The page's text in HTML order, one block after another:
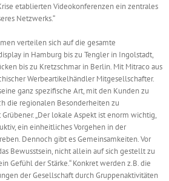
etablierten Videokonferenzen ein zentrales
Netzwerks.“
verteilen sich auf die gesamte
in Hamburg bis zu Tengler in Ingolstadt,
bis zu Kretzschmar in Berlin. Mit Mitraco aus
Werbeartikelhändler Mitgesellschafter.
ganz spezifische Art, mit den Kunden zu
die regionalen Besonderheiten zu
„Der lokale Aspekt ist enorm wichtig,
ein einheitliches Vorgehen in der
Dennoch gibt es Gemeinsamkeiten. Vor
Bewusstsein, nicht allein auf sich gestellt zu
Gefühl der Stärke.“ Konkret werden z.B. die
der Gesellschaft durch Gruppenaktivitäten